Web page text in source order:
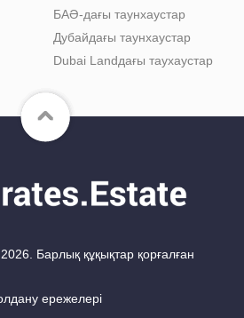
БАӘ-дағы таунхаустар
Дубайдағы таунхаустар
Dubai Landдағы таухаустар
Барлық құқықтар қорғалған
ережелері